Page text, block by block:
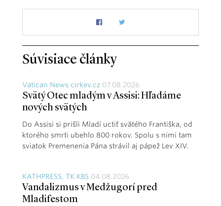
Súvisiace články
Vatican News cirkev.cz 07.08.2026
Svätý Otec mladým v Assisi: Hľadáme
nových svätých
Do Assisi si prišli Mladí uctiť svätého Františka, od
ktorého smrti ubehlo 800 rokov. Spolu s nimi tam
sviatok Premenenia Pána strávil aj pápež Lev XIV.
KATHPRESS, TK KBS 04.08.2026
Vandalizmus v Medžugorí pred
Mladifestom